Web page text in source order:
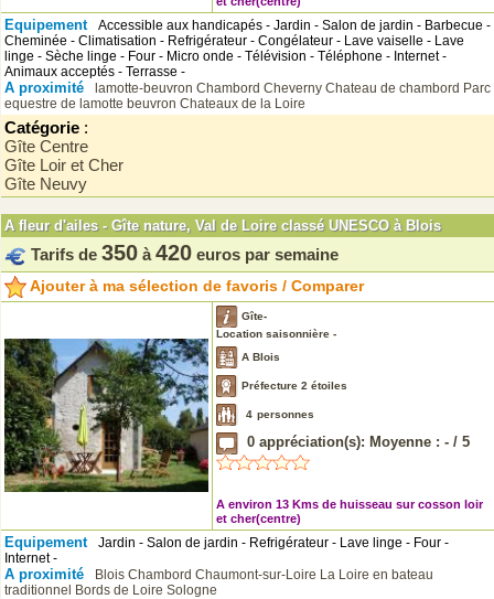
Equipement
Accessible aux handicapés - Jardin - Salon de jardin - Barbecue -
Cheminée - Climatisation - Refrigérateur - Congélateur - Lave vaiselle - Lave
linge - Sèche linge - Four - Micro onde - Télévision - Téléphone - Internet -
Animaux acceptés - Terrasse -
A proximité lamotte-beuvron Chambord Cheverny Chateau de chambord Parc
equestre de lamotte beuvron Chateaux de la Loire
Catégorie :
Gîte Centre
Gîte Loir et Cher
Gîte Neuvy
A fleur d'ailes - Gîte nature, Val de Loire classé UNESCO à Blois
Tarifs de 350 à 420 euros par semaine
Ajouter à ma sélection de favoris / Comparer
Gîte-
Location saisonnière -
A Blois
Préfecture 2 étoiles
4 personnes
0 appréciation(s): Moyenne : - / 5
A environ 13 Kms de huisseau sur cosson loir
et cher(centre)
Equipement
Jardin - Salon de jardin - Refrigérateur - Lave linge - Four -
Internet -
A proximité Blois Chambord Chaumont-sur-Loire La Loire en bateau
traditionnel
Bords de Loire Sologne